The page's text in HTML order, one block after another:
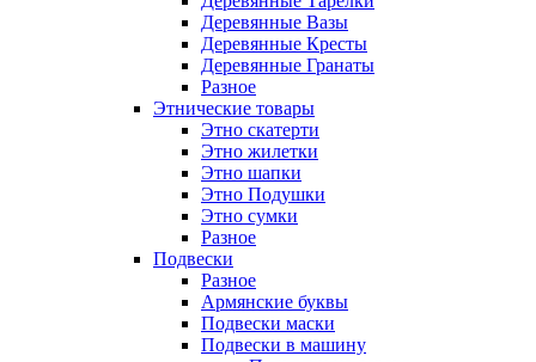
Деревянные Вазы
Деревянные Кресты
Деревянные Гранаты
Разное
Этнические товары
Этно скатерти
Этно жилетки
Этно шапки
Этно Подушки
Этно сумки
Разное
Подвески
Разное
Армянские буквы
Подвески маски
Подвески в машину